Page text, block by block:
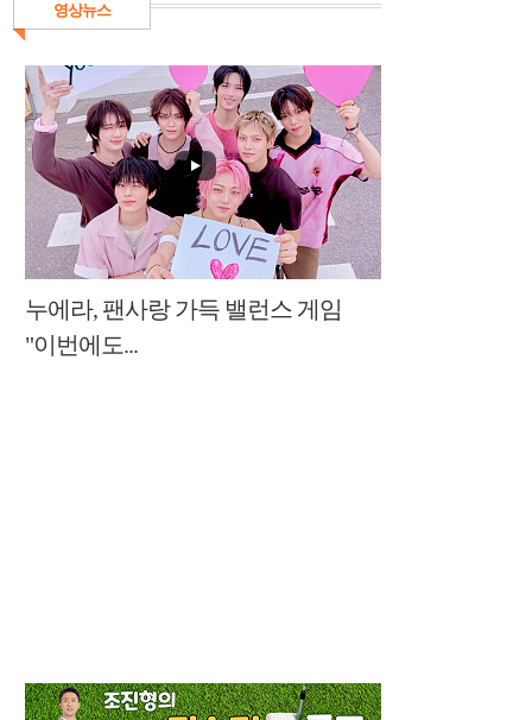
영상뉴스
누에라, 팬사랑 가득 밸런스 게임
"이번에도...